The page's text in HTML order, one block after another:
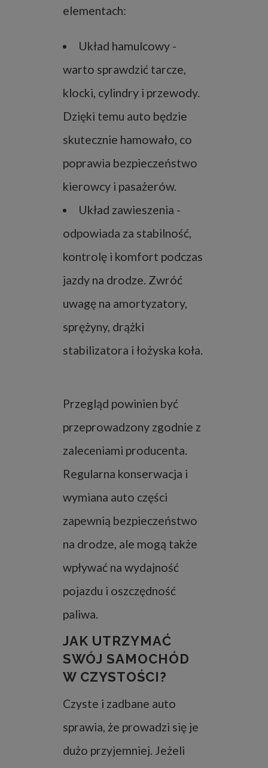
elementach:
Układ hamulcowy -
warto sprawdzić tarcze,
klocki, cylindry i przewody.
Dzięki temu auto będzie
skutecznie hamowało, co
poprawia bezpieczeństwo
kierowcy i pasażerów.
Układ zawieszenia -
odpowiada za stabilność,
kontrolę i komfort podczas
jazdy na drodze. Zwróć
uwagę na amortyzatory,
sprężyny, drążki
stabilizatora i łożyska koła.
Przegląd powinien być
przeprowadzony zgodnie z
zaleceniami producenta.
Regularna konserwacja i
wymiana auto części
zapewnią bezpieczeństwo
na drodze, ale mogą także
wpływać na wydajność
pojazdu i oszczędność
paliwa.
JAK UTRZYMAĆ
SWÓJ SAMOCHÓD
W CZYSTOŚCI?
Czyste i zadbane auto
sprawia, że prowadzi się je
dużo przyjemniej. Jeżeli